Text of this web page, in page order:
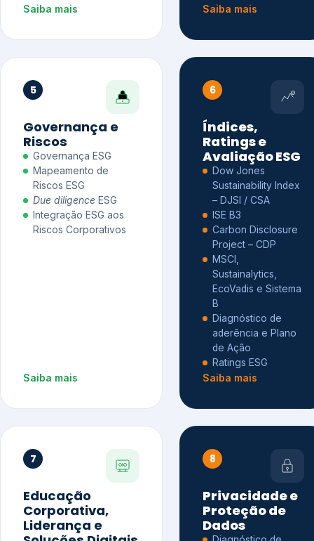
Saiba mais
Saiba mais
5
Governança e
Riscos
Governança ESG
Mapeamento de
Riscos ESG
Due diligence ESG
Integração ESG aos
Riscos Corporativos
Saiba mais
6
Índices,
Ratings e
Avaliação ESG
Dow Jones
Sustainability Index
– DJSI / CSA
ISE B3
Carbon Disclosure
Project – CDP
MSCI,
Sustainalytics,
EcoVadis e Sistema
B
Diagnóstico de
aderência e Plano
de Ação
Ratings ESG
Saiba mais
7
Educação
Corporativa,
Liderança e
8
Privacidade e
Proteção de
Dados